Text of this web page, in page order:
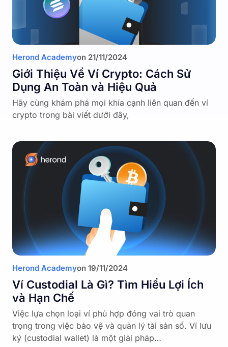
Herond Academyon 21/11/2024
Giới Thiệu Về Ví Crypto: Cách Sử
Dụng An Toàn và Hiệu Quả
Hãy cùng khám phá mọi khía cạnh liên quan đến ví
crypto trong bài viết dưới đây,
Herond Academyon 19/11/2024
Ví Custodial Là Gì? Tìm Hiểu Lợi Ích
và Hạn Chế
Việc lựa chọn loại ví phù hợp đóng vai trò quan
trọng trong việc bảo vệ và quản lý tài sản số. Ví lưu
ký (custodial wallet) là một giải pháp…